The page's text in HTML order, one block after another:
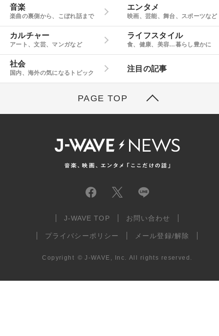
音楽
楽曲の裏側から、こぼれ話まで
エンタメ
映画、芸能、舞台、スポーツなど
カルチャー
アート、文芸、マンガなど
ライフスタイル
食、健康、美容…暮らし豊かに
社会
国内、海外の気になるトピック
注目の記事
PAGE TOP
J-WAVE TOP お問い合わせ
プライバシーポリシー メール登録/解除
Copyright © J-WAVE, Inc. All rights reserved.